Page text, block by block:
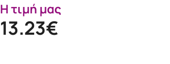
Η τιμή μας
13.23€